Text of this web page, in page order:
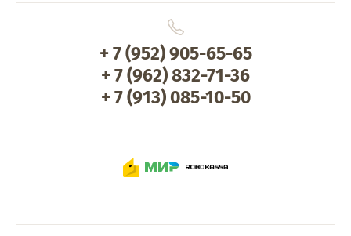
+ 7 (952) 905-65-65
+ 7 (962) 832-71-36
+ 7 (913) 085-10-50